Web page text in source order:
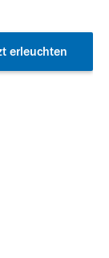
erleuchten